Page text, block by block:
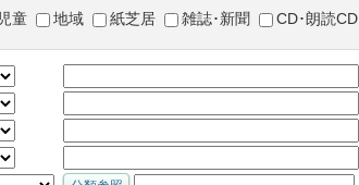
児童 地域 紙芝居 雑誌･新聞 CD･朗読